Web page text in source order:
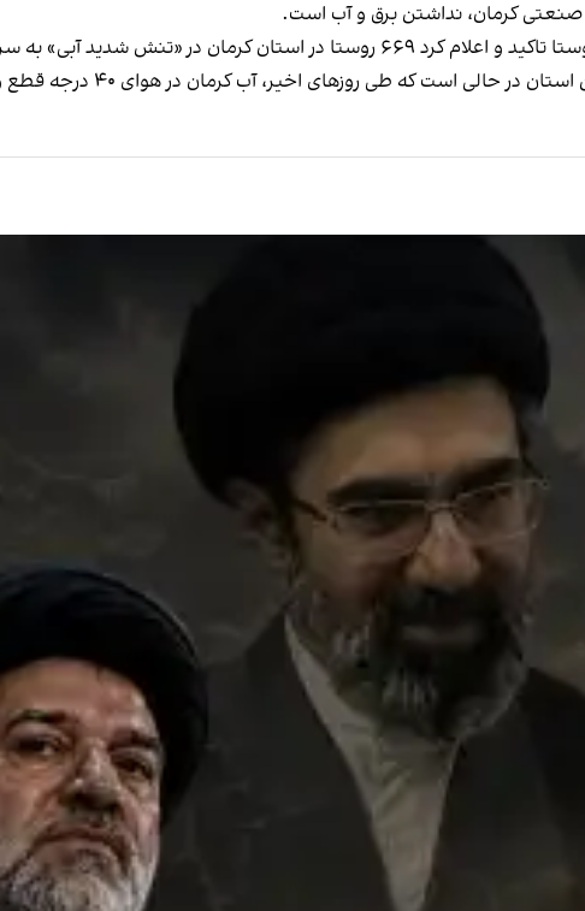
کرمان، نداشتن برق و آب است.
که طی روزهای اخیر، آب کرمان در هوای ۴۰ درجه قطع و موضوع جیره‌بندی مطرح شد.